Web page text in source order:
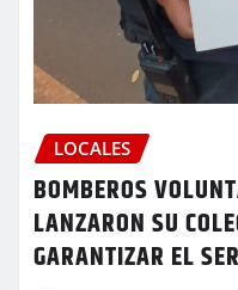
LOCALES
BOMBEROS
LANZARON SU
GARANTIZAR EL